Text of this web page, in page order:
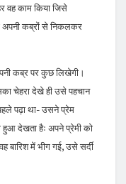
वह काम किया जिसे
अपनी कब्रों से निकलकर
कब्र पर कुछ लिखेगी।
चेहरा देखे ही उसे पहचान
पढ़ा था- उसने प्रेम
हुआ देखता हैः अपने प्रेमी को
बारिश में भीग गई, उसे सर्दी